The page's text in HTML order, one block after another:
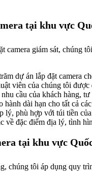
tại khu vực
giám sát, chúng
dự án lắp đặt camera
viên của chúng tôi được
cầu của khách hàng,
hành dài hạn cho tất cả
lý, phù hợp với túi tiền
về đặc điểm địa lý, tình
tại khu vực
chúng tôi áp dụng quy